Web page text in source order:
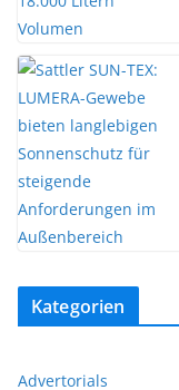
Kategorien
Advertorials